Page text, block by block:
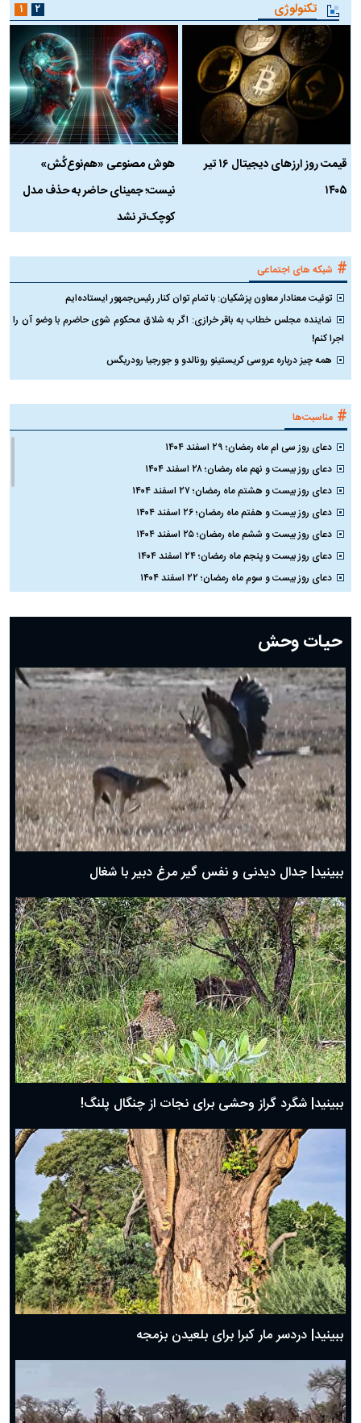
تکنولوژی
قیمت روز ارز‌های دیجیتال ۱۶ تیر
۱۴۰۵
هوش مصنوعی «هم‌نوع‌کُش»
نیست؛ جمینای حاضر به حذف مدل
کوچک‌تر نشد
۱ ۲
# شبکه های اجتماعی
توئیت معنادار معاون پزشکیان: با تمام توان کنار رئیس‌جمهور ایستاده‌ایم
نماینده مجلس خطاب به باقر خرازی: اگر به شلاق محکوم شوی حاضرم با وضو آن را
اجرا کنم!
همه چیز درباره عروسی کریستینو رونالدو و جورجیا رودریگس
# مناسبت‌ها
دعای روز سی ام ماه رمضان؛ ۲۹ اسفند ۱۴۰۴
دعای روز بیست و نهم ماه رمضان؛ ۲۸ اسفند ۱۴۰۴
دعای روز بیست و هشتم ماه رمضان؛ ۲۷ اسفند ۱۴۰۴
دعای روز بیست و هفتم ماه رمضان؛ ۲۶ اسفند ۱۴۰۴
دعای روز بیست و ششم ماه رمضان؛ ۲۵ اسفند ۱۴۰۴
دعای روز بیست و پنجم ماه رمضان؛ ۲۴ اسفند ۱۴۰۴
دعای روز بیست و سوم ماه رمضان؛ ۲۲ اسفند ۱۴۰۴
دعای روز بیستم ماه رمضان؛ ۱۹ اسفند ۱۴۰۴
دعای روز هشتم ماه مبارک رمضان؛ ۷ اسفند ماه ۱۴۰۴
دعای روز هفتم ماه رمضان؛ ۶ اسفند ۱۴۰۴
دعای روز ششم ماه رمضان؛ ۵ اسفند ۱۴۰۴
دعای روز پنجم ماه رمضان؛ ۴ اسفند ۱۴۰۴
دعای روز چهارم ماه مبارک رمضان؛ ۳ اسفند ۱۴۰۴
دعای روز سوم ماه مبارک رمضان؛ ۱۴ اسفند ۱۴۰۴
دعای روز دوم ماه مبارک رمضان ۱ اسفند ماه ۱۴۰۴
دعای روز اول ماه مبارک رمضان، ۳۰ بهمن ۱۴۰۴
حضرت زینب(س) چگونه از دنیا رفت؟
بهترین پیامک تبریک روز پدر ۱۴۰۴؛ جملات زیبا و صمیمانه
حیات وحش
ببینید| جدال دیدنی و نفس گیر مرغ دبیر با شغال
ببینید| شگرد گراز وحشی برای نجات از چنگال پلنگ!
ببینید| دردسر مار کبرا برای بلعیدن بزمجه